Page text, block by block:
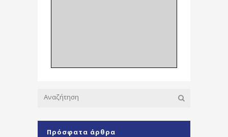
Πρόσφατα άρθρα